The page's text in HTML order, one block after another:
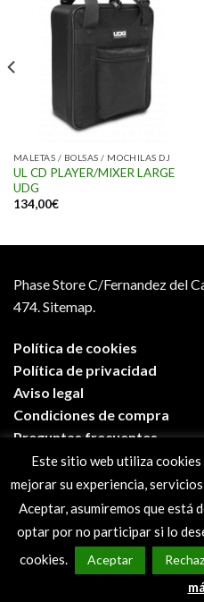
MALETAS / BOLSAS / MOCHILAS DJ
UL CD PLAYER/MIXER LARGE
UDG
134,00€
Phase Store C/Fernandez del
474.Sitemap.
Política de cookies
Política de privacidad
Aviso legal
Condiciones de compra
Preguntas frecuentes
Este sitio web utiliza
mejorar su experiencia,
Aceptar, asumiremos que está
optar por no participar si lo
cookies.
Aceptar